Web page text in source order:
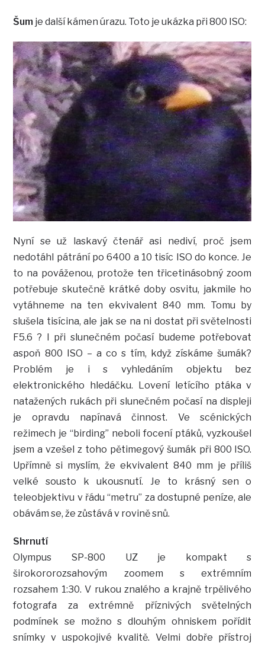
Šum je další kámen úrazu. Toto je ukázka při 800 ISO:
Nyní se už laskavý čtenář asi nediví, proč jsem
nedotáhl pátrání po 6400 a 10 tisíc ISO do konce. Je
to na pováženou, protože ten třicetinásobný zoom
potřebuje skutečně krátké doby osvitu, jakmile ho
vytáhneme na ten ekvivalent 840 mm. Tomu by
slušela tisícina, ale jak se na ni dostat při světelnosti
F5.6 ? I při slunečném počasí budeme potřebovat
aspoň 800 ISO – a co s tím, když získáme šumák?
Problém je i s vyhledáním objektu bez
elektronického hledáčku. Lovení letícího ptáka v
natažených rukách při slunečném počasí na displeji
je opravdu napínavá činnost. Ve scénických
režimech je “birding” neboli focení ptáků, vyzkoušel
jsem a vzešel z toho pětimegový šumák při 800 ISO.
Upřímně si myslím, že ekvivalent 840 mm je příliš
velké sousto k ukousnutí. Je to krásný sen o
teleobjektivu v řádu “metru” za dostupné peníze, ale
obávám se, že zůstává v rovině snů.
Shrnutí
Olympus SP-800 UZ je kompakt s
širokororozsahovým zoomem s extrémním
rozsahem 1:30. V rukou znalého a krajně trpělivého
fotografa za extrémně příznivých světelných
podmínek se možno s dlouhým ohniskem pořídit
snímky v uspokojivé kvalitě. Velmi dobře přístroj